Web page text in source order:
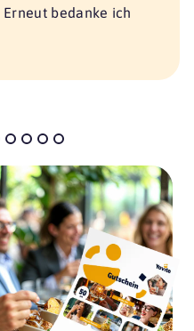
bedanke ich